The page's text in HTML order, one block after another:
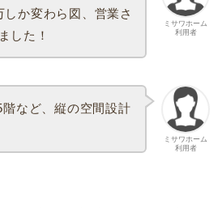
ミサワホーム
利用者
か変わら図、営業さ
した！
ミサワホーム
利用者
など、縦の空間設計